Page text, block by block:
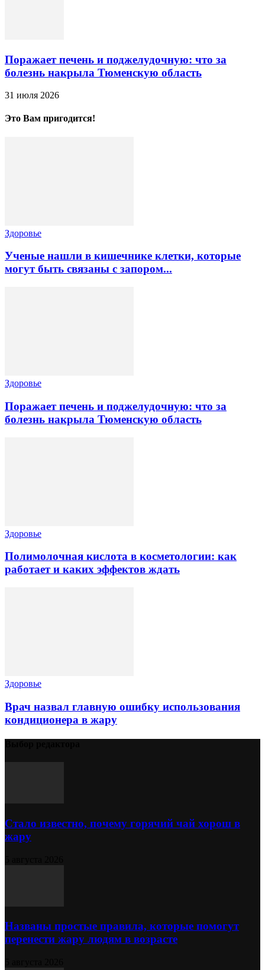
Поражает печень и поджелудочную: что за
болезнь накрыла Тюменскую область
31 июля 2026
Это Вам пригодится!
Здоровье
Ученые нашли в кишечнике клетки, которые
могут быть связаны с запором...
Здоровье
Поражает печень и поджелудочную: что за
болезнь накрыла Тюменскую область
Здоровье
Полимолочная кислота в косметологии: как
работает и каких эффектов ждать
Здоровье
Врач назвал главную ошибку использования
кондиционера в жару
Стало известно, почему горячий чай хорош в
жару
Названы простые правила, которые помогут
перенести жару людям в возрасте